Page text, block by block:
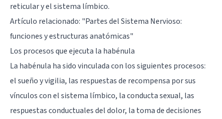
reticular y el sistema límbico.
Artículo relacionado: "Partes del Sistema Nervioso:
funciones y estructuras anatómicas"
Los procesos que ejecuta la habénula
La habénula ha sido vinculada con los siguientes procesos:
el sueño y vigilia, las respuestas de recompensa por sus
vínculos con el sistema límbico, la conducta sexual, las
respuestas conductuales del dolor, la toma de decisiones